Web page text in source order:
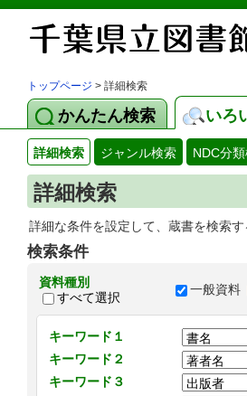
トップページ > 詳細検索
かんたん検索 いろ
詳細検索 ジャンル検索 NDC分
詳細検索
詳細な条件を設定して、蔵書を検索す
検索条件
資料種別
すべて選択
一般資料
キーワード１
キーワード２
キーワード３